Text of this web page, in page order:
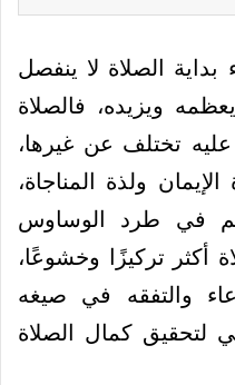
الصلاة لا ينفصل
ويزيده، فالصلاة
عليه تختلف عن غيرها،
ولذة المناجاة،
في طرد الوساوس
أكثر تركيزًا وخشوعًا،
والتفقه في صيغه
لتحقيق كمال الصلاة